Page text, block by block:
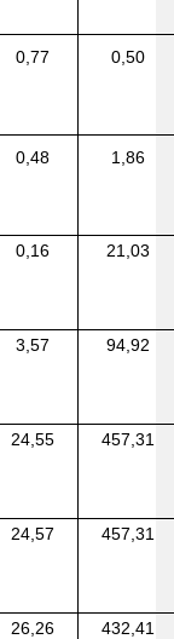
0,77 0,50
0,48 1,86
0,16 21,03
3,57 94,92
24,55 457,31
24,57 457,31
26,26 432,41